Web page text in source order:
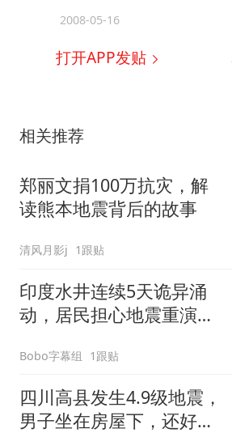
2008-05-16
打开APP发贴
相关推荐
郑丽文捐100万抗灾，解
读熊本地震背后的故事
清风月影j 1跟贴
印度水井连续5天诡异涌
动，居民担心地震重演：
Bobo字幕组 1跟贴
四川高县发生4.9级地震，
男子坐在房屋下，还好跑